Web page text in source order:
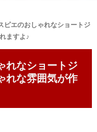
ピエのおしゃれなショートジ
ますよ♪
れなショートジ
れな雰囲気が作